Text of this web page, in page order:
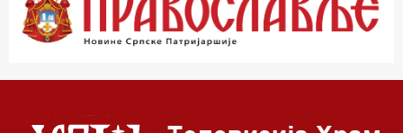
20.15 Реч Архијереја